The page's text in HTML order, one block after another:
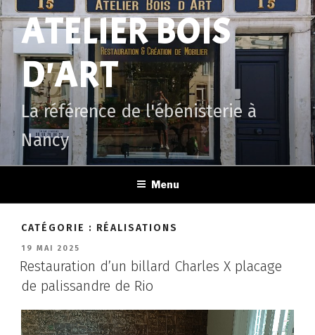
Aller
au
contenu
principal
ATELIER BOIS
D'ART
La référence de l'ébénisterie à
Nancy
Menu
CATÉGORIE : RÉALISATIONS
PUBLIÉ
LE
19 MAI 2025
Restauration d’un billard Charles X placage
de palissandre de Rio